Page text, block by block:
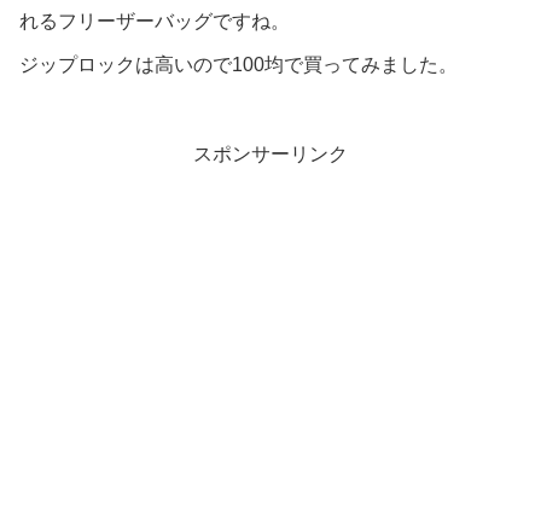
れるフリーザーバッグですね。
ジップロックは高いので100均で買ってみました。
スポンサーリンク